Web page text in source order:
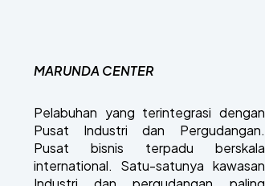
MARUNDA CENTER
Pelabuhan yang terintegrasi dengan
Pusat Industri dan Pergudangan.
Pusat bisnis terpadu berskala
international. Satu-satunya kawasan